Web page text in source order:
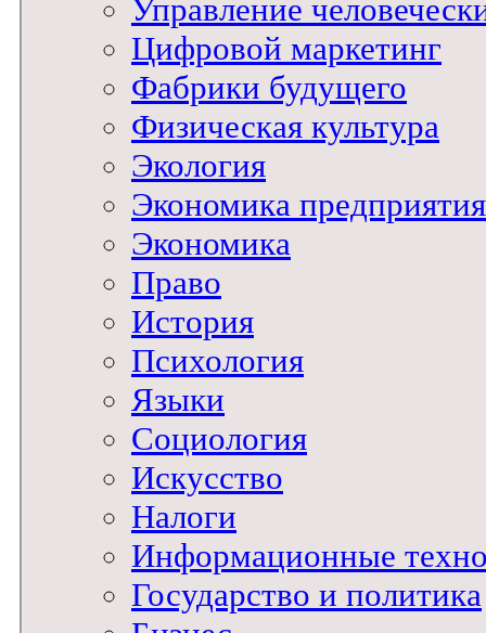
Управление
Цифровой маркетинг
Фабрики будущего
Физическая культура
Экология
Экономика предприятия
Экономика
Право
История
Психология
Языки
Социология
Искусство
Налоги
Информационные
Государство и политика